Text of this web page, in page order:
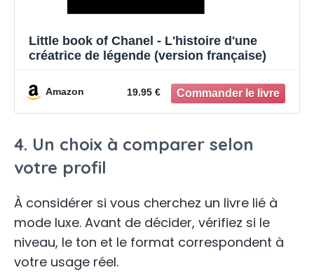
Little book of Chanel - L'histoire d'une
créatrice de légende (version française)
Amazon 19.95 €
4. Un choix à comparer selon
votre profil
À considérer si vous cherchez un livre lié à
mode luxe. Avant de décider, vérifiez si le
niveau, le ton et le format correspondent à
votre usage réel.